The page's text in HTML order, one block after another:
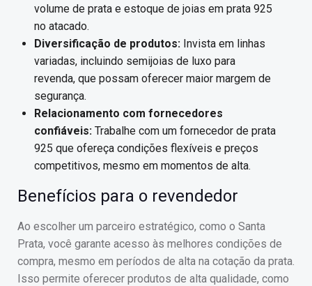
volume de prata e estoque de joias em prata 925
no atacado.
Diversificação de produtos: Invista em linhas
variadas, incluindo semijoias de luxo para
revenda, que possam oferecer maior margem de
segurança.
Relacionamento com fornecedores
confiáveis: Trabalhe com um fornecedor de prata
925 que ofereça condições flexíveis e preços
competitivos, mesmo em momentos de alta.
Benefícios para o revendedor
Ao escolher um parceiro estratégico, como o Santa
Prata, você garante acesso às melhores condições de
compra, mesmo em períodos de alta na cotação da prata.
Isso permite oferecer produtos de alta qualidade, como